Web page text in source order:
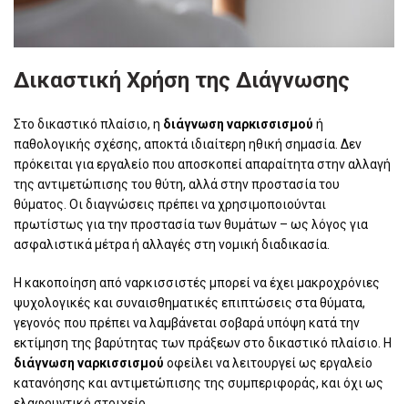
Δικαστική Χρήση της Διάγνωσης
Στο δικαστικό πλαίσιο, η διάγνωση ναρκισσισμού ή
παθολογικής σχέσης, αποκτά ιδιαίτερη ηθική σημασία. Δεν
πρόκειται για εργαλείο που αποσκοπεί απαραίτητα στην αλλαγή
της αντιμετώπισης του θύτη, αλλά στην προστασία του
θύματος. Οι διαγνώσεις πρέπει να χρησιμοποιούνται
πρωτίστως για την προστασία των θυμάτων – ως λόγος για
ασφαλιστικά μέτρα ή αλλαγές στη νομική διαδικασία.
Η κακοποίηση από ναρκισσιστές μπορεί να έχει μακροχρόνιες
ψυχολογικές και συναισθηματικές επιπτώσεις στα θύματα,
γεγονός που πρέπει να λαμβάνεται σοβαρά υπόψη κατά την
εκτίμηση της βαρύτητας των πράξεων στο δικαστικό πλαίσιο. Η
διάγνωση ναρκισσισμού οφείλει να λειτουργεί ως εργαλείο
κατανόησης και αντιμετώπισης της συμπεριφοράς, και όχι ως